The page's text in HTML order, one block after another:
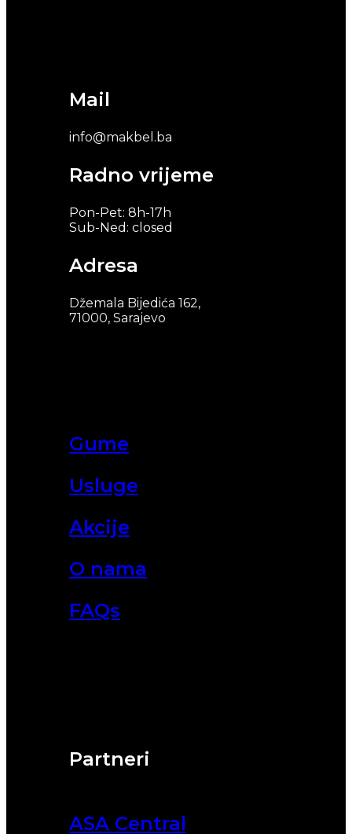
Partneri
ASA Central
Gume
Usluge
Akcije
O nama
FAQs
Mail
info@makbel.ba
Radno vrijeme
Pon-Pet: 8h-17h
Sub-Ned: closed
Adresa
Džemala Bijedića 162,
71000, Sarajevo